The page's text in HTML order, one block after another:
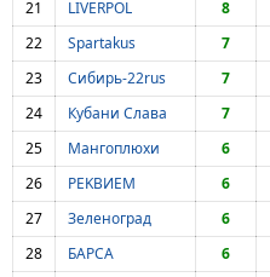
21
LIVERPOL 8
22
Spartakus 7
23
Сибирь-22rus 7
24
Кубани Слава 7
25
Мангоплюхи 6
26
PEKBИЕМ 6
27
Зеленоград 6
28
БАРСА 6